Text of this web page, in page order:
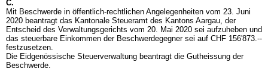
C.
Mit Beschwerde in öffentlich-rechtlichen Angelegenheiten vom 23. Juni
2020 beantragt das Kantonale Steueramt des Kantons Aargau, der
Entscheid des Verwaltungsgerichts vom 20. Mai 2020 sei aufzuheben und
das steuerbare Einkommen der Beschwerdegegner sei auf CHF 156'873.--
festzusetzen.
Die Eidgenössische Steuerverwaltung beantragt die Gutheissung der
Beschwerde.